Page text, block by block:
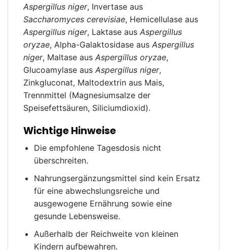
Aspergillus niger, Invertase aus
Saccharomyces cerevisiae, Hemicellulase aus
Aspergillus niger, Laktase aus Aspergillus
oryzae, Alpha-Galaktosidase aus Aspergillus
niger, Maltase aus Aspergillus oryzae,
Glucoamylase aus Aspergillus niger,
Zinkgluconat, Maltodextrin aus Mais,
Trennmittel (Magnesiumsalze der
Speisefettsäuren, Siliciumdioxid).
Wichtige Hinweise
Die empfohlene Tagesdosis nicht
überschreiten.
Nahrungsergänzungsmittel sind kein Ersatz
für eine abwechslungsreiche und
ausgewogene Ernährung sowie eine
gesunde Lebensweise.
Außerhalb der Reichweite von kleinen
Kindern aufbewahren.